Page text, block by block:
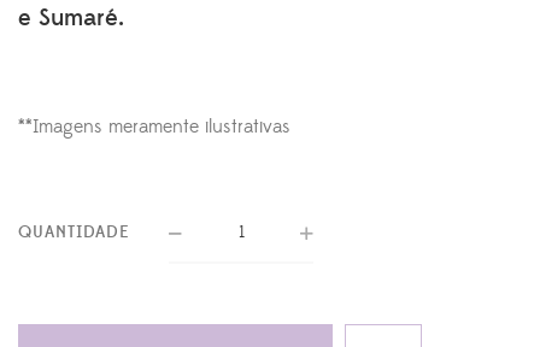
e Sumaré.
**Imagens meramente ilustrativas
QUANTIDADE